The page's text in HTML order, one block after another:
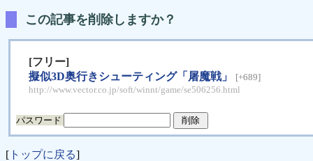
この記事を削除しますか？
[フリー]
擬似3D奥行きシューティング「屠魔戦」
[+689]
http://www.vector.co.jp/soft/winnt/game/se506256.html
パスワード
[ トップに戻る]